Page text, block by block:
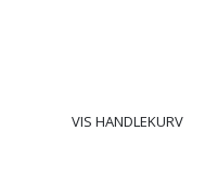
VIS HANDLEKURV